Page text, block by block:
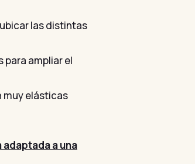
las distintas
ampliar el
muy elásticas
a una